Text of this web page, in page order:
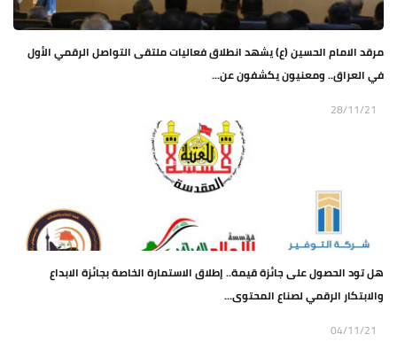
مرقد الامام الحسين (ع) يشهد انطلاق فعاليات ملتقى التواصل الرقمي الأول
في العراق.. ومعنيون يكشفون عن...
28/11/21
هل تود الحصول على جائزة قيمة.. إطلاق الاستمارة الخاصة بجائزة الابداع
والابتكار الرقمي لصناع المحتوى...
04/11/21